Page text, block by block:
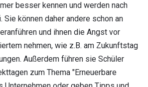
besser kennen und werden nach
Sie können daher andere schon an
und ihnen die Angst vor
nehmen, wie z.B. am Zukunftstag
Außerdem führen sie Schüler
zum Thema "Erneuerbare